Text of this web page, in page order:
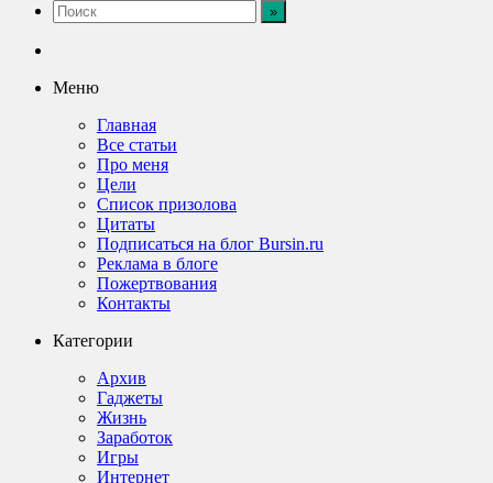
Меню
Главная
Все статьи
Про меня
Цели
Список призолова
Цитаты
Подписаться на блог Bursin.ru
Реклама в блоге
Пожертвования
Контакты
Категории
Архив
Гаджеты
Жизнь
Заработок
Игры
Интернет